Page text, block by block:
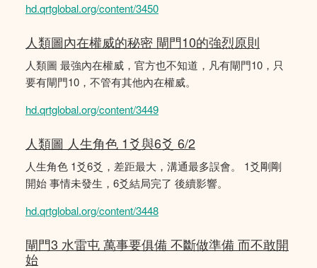
hd.qrtglobal.org/content/3450
人類圖內在權威的秘密 閘門10的強烈原則
人類圖 最強內在權威，官方也不知道，凡有閘門10，只
要有閘門10，不管有其他內在權威。
hd.qrtglobal.org/content/3449
人類圖 人生角色 1爻與6爻 6/2
人生角色 1爻6爻，差距最大，溝通最多誤會。 1爻剛剛
開始 事情未發生，6爻結局完了 後續影響。
hd.qrtglobal.org/content/3448
閘門3 水雷屯 萬事要俱備 不斷做準備 而不敢開
始